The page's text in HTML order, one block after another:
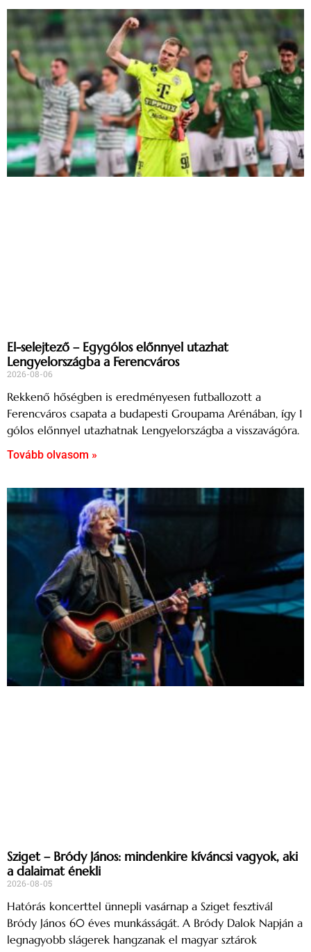
El-selejtező – Egygólos előnnyel utazhat
Lengyelországba a Ferencváros
2026-08-06
Rekkenő hőségben is eredményesen futballozott a
Ferencváros csapata a budapesti Groupama Arénában, így 1
gólos előnnyel utazhatnak Lengyelországba a visszavágóra.
Tovább olvasom »
Sziget – Bródy János: mindenkire kíváncsi vagyok, aki
a dalaimat énekli
2026-08-05
Hatórás koncerttel ünnepli vasárnap a Sziget fesztivál
Bródy János 60 éves munkásságát. A Bródy Dalok Napján a
legnagyobb slágerek hangzanak el magyar sztárok